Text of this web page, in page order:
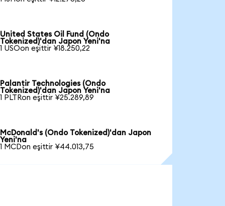
United States Oil Fund (Ondo
Tokenized)'dan Japon Yeni'na
1 USOon eşittir ¥18.250,22
Palantir Technologies (Ondo
Tokenized)'dan Japon Yeni'na
1 PLTRon eşittir ¥25.289,89
McDonald's (Ondo Tokenized)'dan Japon
Yeni'na
1 MCDon eşittir ¥44.013,75